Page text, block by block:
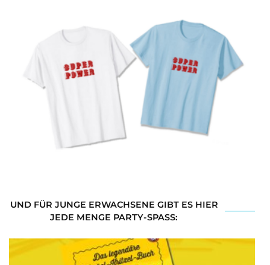
UND FÜR JUNGE ERWACHSENE GIBT ES HIER
JEDE MENGE PARTY-SPASS: